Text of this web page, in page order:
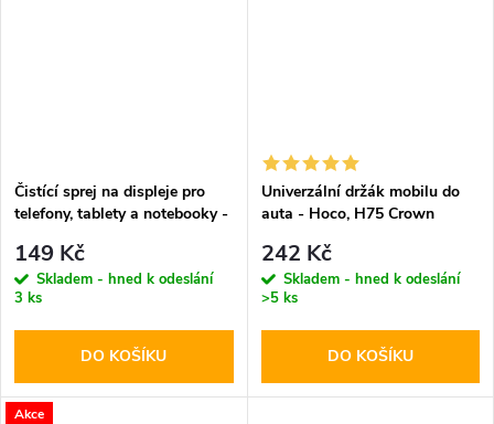
Čistící sprej na displeje pro
telefony, tablety a notebooky -
200ml
149 Kč
Skladem - hned k odeslání
3 ks
DO KOŠÍKU
Univerzální držák mobilu do
auta - Hoco, H75 Crown
242 Kč
Skladem - hned k odeslání
>5 ks
DO KOŠÍKU
Akce